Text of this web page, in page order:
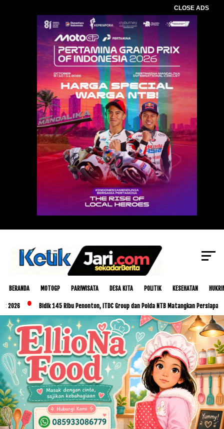
CLOSE ADS
BERANDA MOTOGP PARIWISATA DESA KITA POLITIK KESEHATAN
Bidik 145 Ribu Penonton, ITDC Group dan Polda NTB Matangkan Persiapan MotoGP